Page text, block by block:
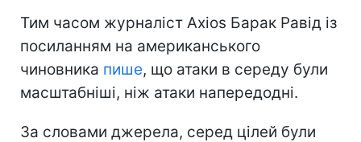
Тим часом журналіст Axios Барак Равід із
посиланням на американського
чиновника пише, що атаки в середу були
масштабніші, ніж атаки напередодні.
За словами джерела, серед цілей були